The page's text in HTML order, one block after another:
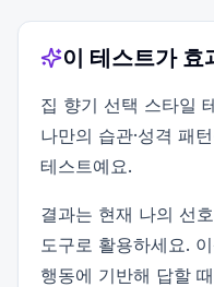
이 테스트가 효
집 향기 선택 스타일
나만의 습관·성격 패
테스트예요.
결과는 현재 나의 선
도구로 활용하세요.
행동에 기반해 답할